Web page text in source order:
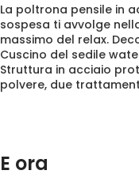
La poltrona pensile in
sospesa ti avvolge
massimo del relax.
Cuscino del sedile
Struttura in acciaio
polvere, due
E ora